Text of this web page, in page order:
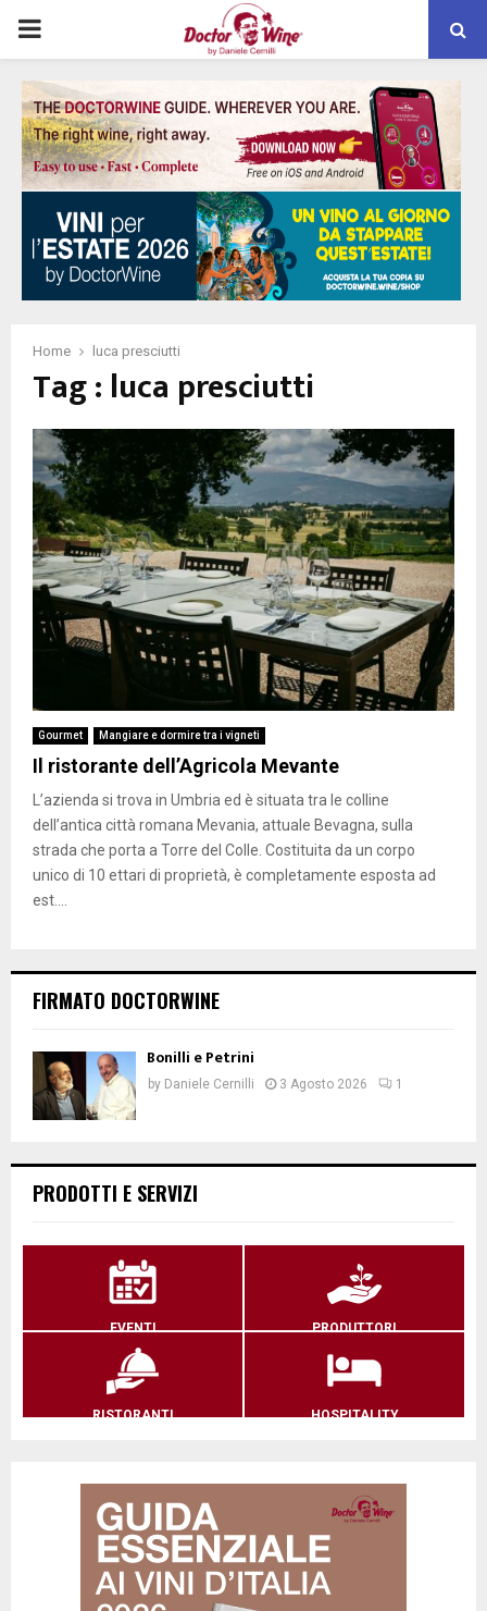
PRIMARY
MENU
Home luca presciutti
Tag : luca presciutti
Gourmet Mangiare e dormire tra i vigneti
Il ristorante dell’Agricola Mevante
L’azienda si trova in Umbria ed è situata tra le colline
dell’antica città romana Mevania, attuale Bevagna, sulla
strada che porta a Torre del Colle. Costituita da un corpo
unico di 10 ettari di proprietà, è completamente esposta ad
est....
FIRMATO DOCTORWINE
Bonilli e Petrini
by Daniele Cernilli 3 Agosto 2026 1
PRODOTTI E SERVIZI
EVENTI PRODUTTORI
RISTORANTI HOSPITALITY